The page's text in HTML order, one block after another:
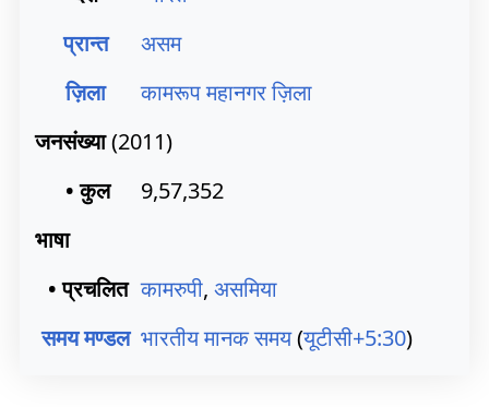
प्रान्त
असम
ज़िला
कामरूप महानगर ज़िला
जनसंख्या(2011)
• कुल
9,57,352
भाषा
• प्रचलित कामरुपी, असमिया
समय मण्डल भारतीय मानक समय(यूटीसी+5:30)